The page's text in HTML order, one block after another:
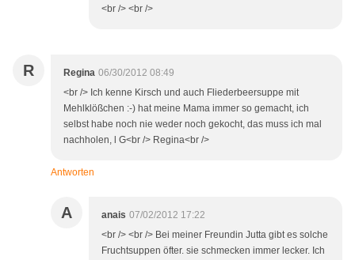
<br /> <br />
R Regina 06/30/2012 08:49
<br /> Ich kenne Kirsch und auch Fliederbeersuppe mit
Mehlklößchen :-) hat meine Mama immer so gemacht, ich
selbst habe noch nie weder noch gekocht, das muss ich mal
nachholen, l G<br /> Regina<br />
Antworten
A anais 07/02/2012 17:22
<br /> <br /> Bei meiner Freundin Jutta gibt es solche
Fruchtsuppen öfter. sie schmecken immer lecker. Ich